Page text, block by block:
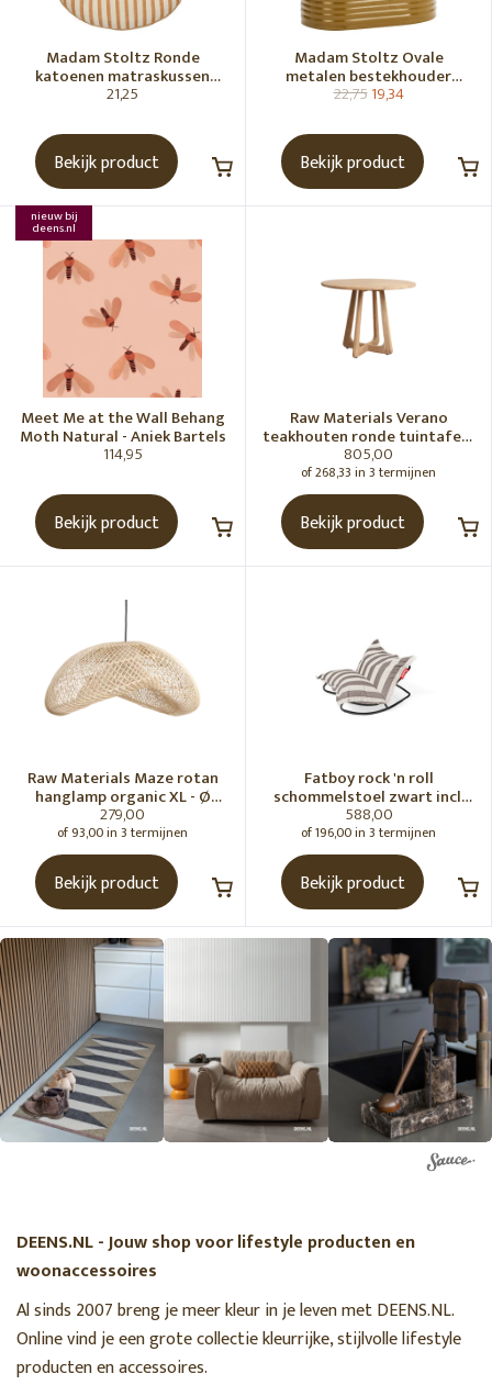
Madam Stoltz Ronde
katoenen matraskussen
Gebroken wit, donkere
21,25
Bekijk product
Madam Stoltz Ovale
metalen bestekhouder
Tapenade
22,7519,34
Bekijk product
nieuw bij
deens.nl
Meet Me at the Wall Behang
Moth Natural - Aniek Bartels
114,95
Bekijk product
Raw Materials Verano
teakhouten ronde tuintafel -
Ø100 cm
805,00
of 268,33 in 3 termijnen
Bekijk product
Raw Materials Maze rotan
hanglamp organic XL - Ø
75x31 cm
279,00
of 93,00 in 3 termijnen
Bekijk product
Fatboy rock 'n roll
schommelstoel zwart incl.
original Outdoor zitzak
Stripe Cacao
588,00
of 196,00 in 3 termijnen
Bekijk product
DEENS.NL - Jouw shop voor lifestyle producten en
woonaccessoires
Al sinds 2007 breng je meer kleur in je leven met DEENS.NL.
Online vind je een grote collectie kleurrijke, stijlvolle lifestyle
producten en accessoires.